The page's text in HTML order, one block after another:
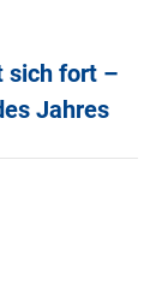
sich fort –
Jahres